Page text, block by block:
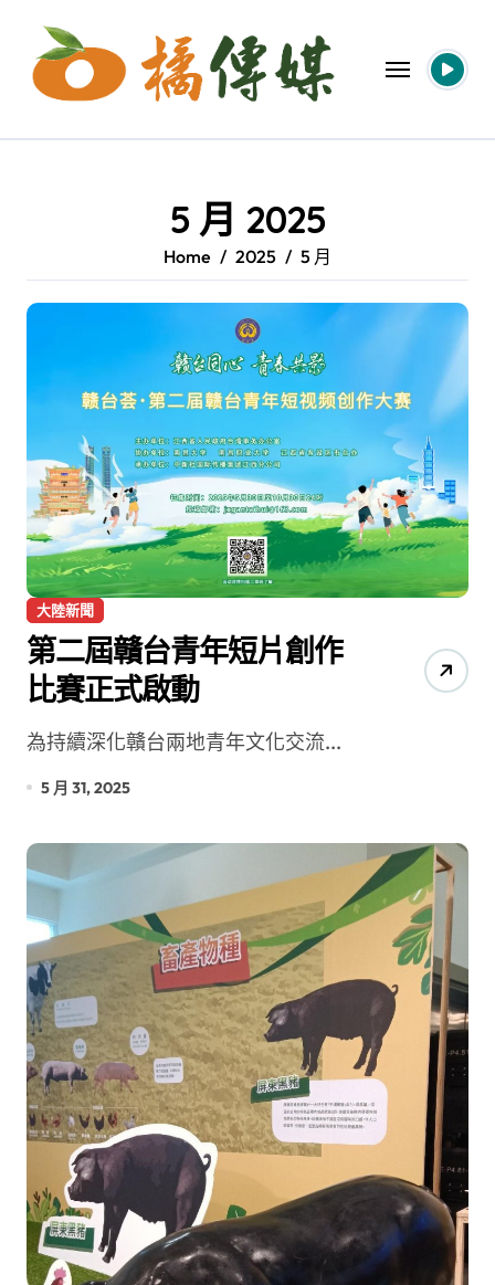
content
5 月 2025
Home 2025 5 月
大陸新聞
第二屆贛台青年短片創作
比賽正式啟動
為持續深化贛台兩地青年文化交流...
5 月 31, 2025